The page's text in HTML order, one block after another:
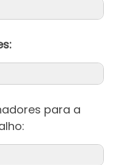
para a